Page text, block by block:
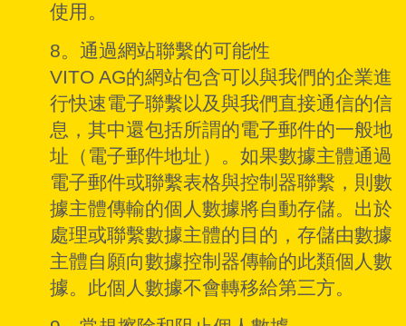
使用。
8。通過網站聯繫的可能性
VITO AG的網站包含可以與我們的企業進
行快速電子聯繫以及與我們直接通信的信
息，其中還包括所謂的電子郵件的一般地
址（電子郵件地址）。如果數據主體通過
電子郵件或聯繫表格與控制器聯繫，則數
據主體傳輸的個人數據將自動存儲。出於
處理或聯繫數據主體的目的，存儲由數據
主體自願向數據控制器傳輸的此類個人數
據。此個人數據不會轉移給第三方。